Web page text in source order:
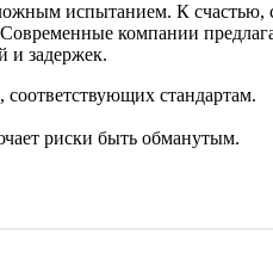
испытанием. К
компании
и задержек.
соответствующих стандартам.
риски быть обманутым.